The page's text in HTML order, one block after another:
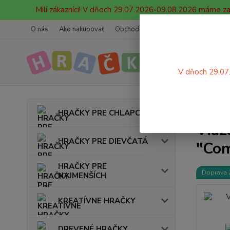
Milí zákazníci! V dňoch 29.07.2026-09.08.2026 máme
O nás Ako nakupovať Obchodné podmienky
HRAČKY PRE CHLAPCOV
HRAČKY PRE DIEVČATÁ
HRAČKY PRE
NAJMENŠÍCH
KREATÍVNE HRAČKY
Doprava
V dňoch